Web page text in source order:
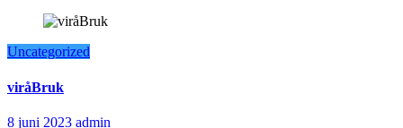
Uncategorized
viråBruk
8 juni 2023 admin